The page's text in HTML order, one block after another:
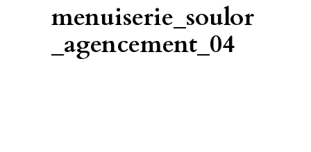
menuiserie_soulor
_agencement_04